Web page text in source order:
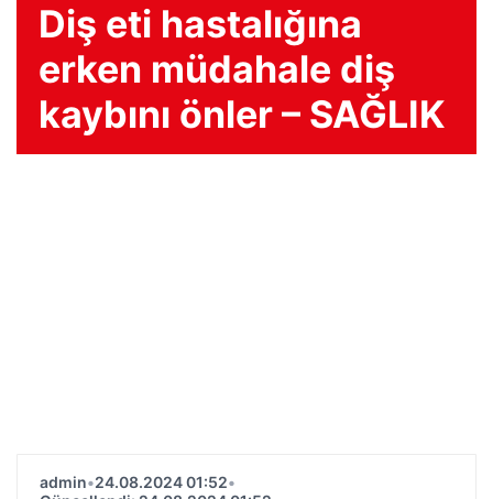
Diş eti hastalığına
erken müdahale diş
kaybını önler – SAĞLIK
admin•24.08.2024 01:52•